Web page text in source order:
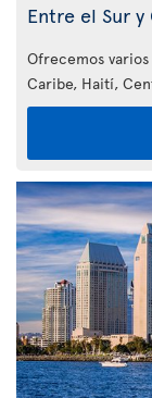
Entre el Sur y
Ofrecemos
Caribe, Haití,